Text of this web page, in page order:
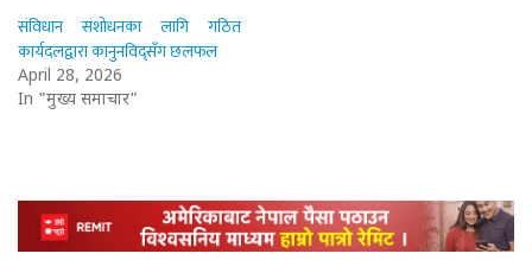
संविधान संशोधनका लागि गठित
कार्यदलद्वारा कानुनविद्सँग छलफल
April 28, 2026
In "मुख्य समाचार"